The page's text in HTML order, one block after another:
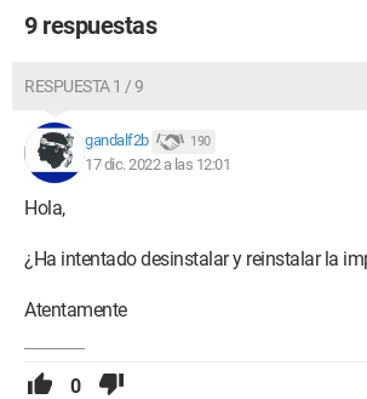
9 respuestas
RESPUESTA 1 / 9
gandalf2b 190
17 dic. 2022 a las 12:01
Hola,
¿Ha intentado desinstalar y reinstalar la
Atentamente
0